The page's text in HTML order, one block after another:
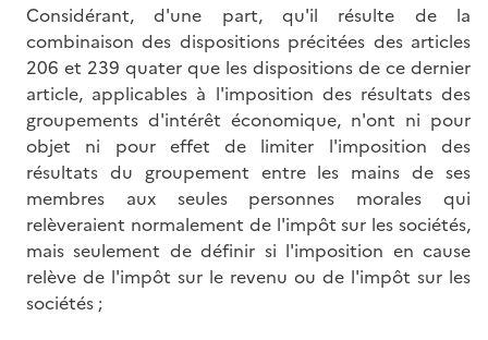
Considérant, d'une part, qu'il résulte de la
combinaison des dispositions précitées des articles
206 et 239 quater que les dispositions de ce dernier
article, applicables à l'imposition des résultats des
groupements d'intérêt économique, n'ont ni pour
objet ni pour effet de limiter l'imposition des
résultats du groupement entre les mains de ses
membres aux seules personnes morales qui
relèveraient normalement de l'impôt sur les sociétés,
mais seulement de définir si l'imposition en cause
relève de l'impôt sur le revenu ou de l'impôt sur les
sociétés ;